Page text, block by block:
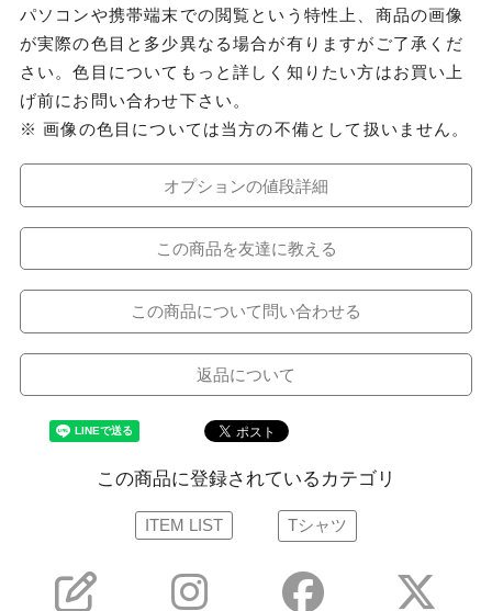
パソコンや携帯端末での閲覧という特性上、商品の画像
が実際の色目と多少異なる場合が有りますがご了承くだ
さい。色目についてもっと詳しく知りたい方はお買い上
げ前にお問い合わせ下さい。
※ 画像の色目については当方の不備として扱いません。
オプションの値段詳細
この商品を友達に教える
この商品について問い合わせる
返品について
この商品に登録されているカテゴリ
ITEM LIST Tシャツ